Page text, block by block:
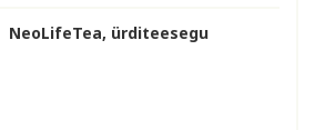
NeoLifeTea, ürditeesegu